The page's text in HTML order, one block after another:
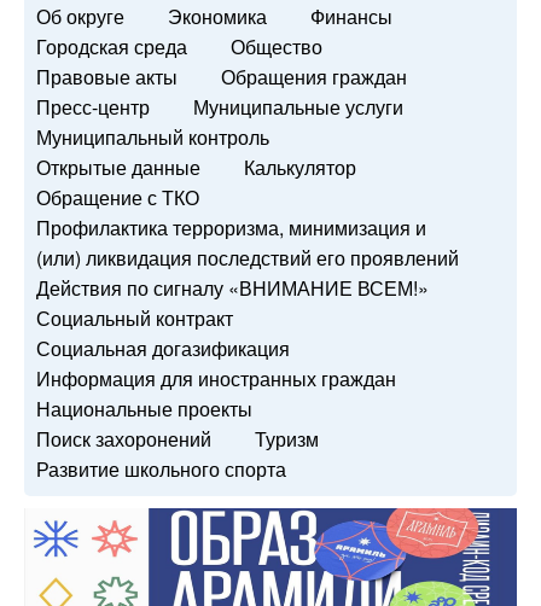
Об округе Экономика
Финансы
Городская среда
Общество
Правовые акты
Обращения граждан
Пресс-центр
Муниципальные услуги
Муниципальный контроль
Открытые данные
Калькулятор
Обращение с ТКО
Профилактика терроризма, минимизация и
(или) ликвидация последствий его проявлений
Действия по сигналу «ВНИМАНИЕ ВСЕМ!»
Социальный контракт
Социальная догазификация
Информация для иностранных граждан
Национальные проекты
Поиск захоронений
Туризм
Развитие школьного спорта